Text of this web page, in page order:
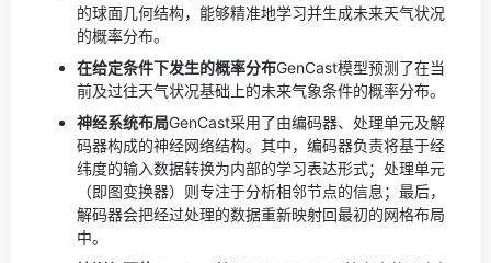
的球面几何结构，能够精准地学习并生成未来天气状况
的概率分布。
在给定条件下发生的概率分布GenCast模型预测了在当
前及过往天气状况基础上的未来气象条件的概率分布。
神经系统布局GenCast采用了由编码器、处理单元及解
码器构成的神经网络结构。其中，编码器负责将基于经
纬度的输入数据转换为内部的学习表达形式；处理单元
（即图变换器）则专注于分析相邻节点的信息；最后，
解码器会把经过处理的数据重新映射回最初的网格布局
中。